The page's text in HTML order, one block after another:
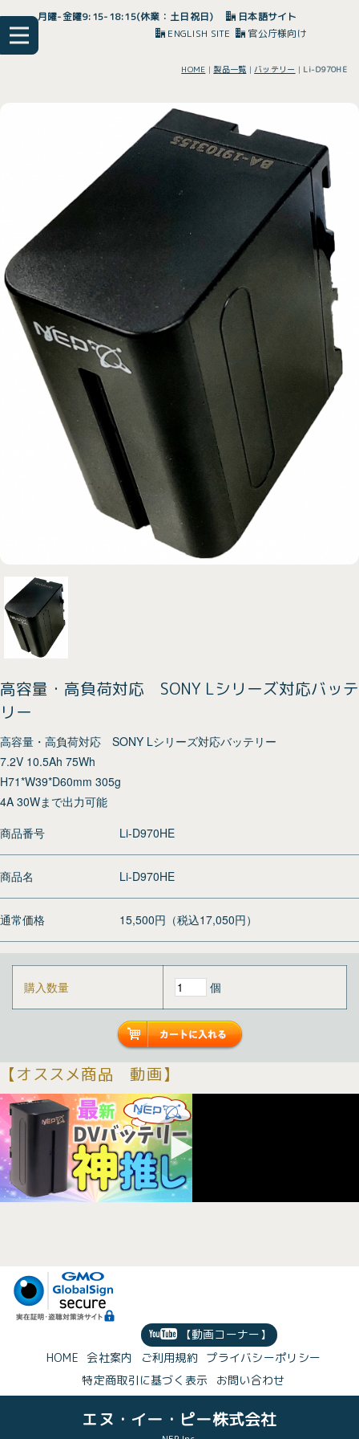
月曜-金曜9:15-18:15(休業：土日祝日)
日本語サイト
ENGLISH SITE
官公庁様向け
HOME |製品一覧 |バッテリー | Li-D970HE
高容量・高負荷対応 SONY Lシリーズ対応バッテ
リー
高容量・高負荷対応 SONY Lシリーズ対応バッテリー
7.2V 10.5Ah 75Wh
H71*W39*D60mm 305g
4A 30Wまで出力可能
商品番号
Li-D970HE
商品名 Li-D970HE
通常価格 15,500円（税込17,050円）
購入数量 個
【オススメ商品 動画】
【動画コーナー】
HOME 会社案内 ご利用規約 プライバシーポリシー
特定商取引に基づく表示
お問い合わせ
エヌ・イー・ピー株式会社